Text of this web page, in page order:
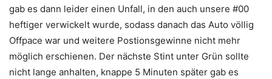
gab es dann leider einen Unfall, in den auch unsere #00
heftiger verwickelt wurde, sodass danach das Auto völlig
Offpace war und weitere Postionsgewinne nicht mehr
möglich erschienen. Der nächste Stint unter Grün sollte
nicht lange anhalten, knappe 5 Minuten später gab es